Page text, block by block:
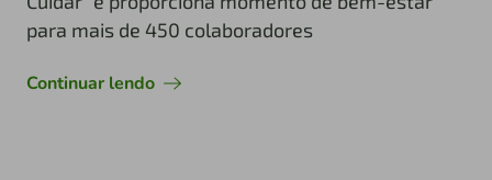
para mais de 450 colaboradores
Continuar lendo